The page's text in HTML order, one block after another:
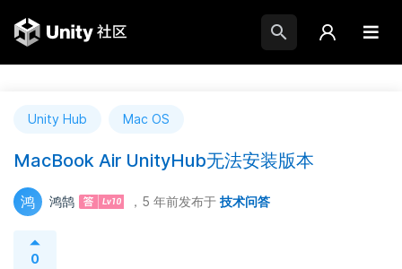
Unity Hub Mac OS
MacBook Air UnityHub无法安装版本
鸿 鸿鹄 ，5 年前发布于 技术问答
0